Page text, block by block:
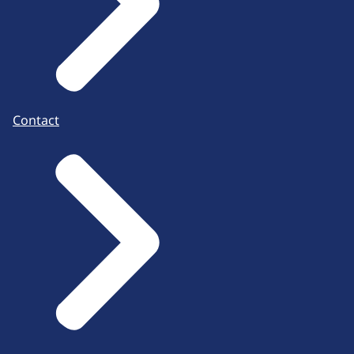
Contact